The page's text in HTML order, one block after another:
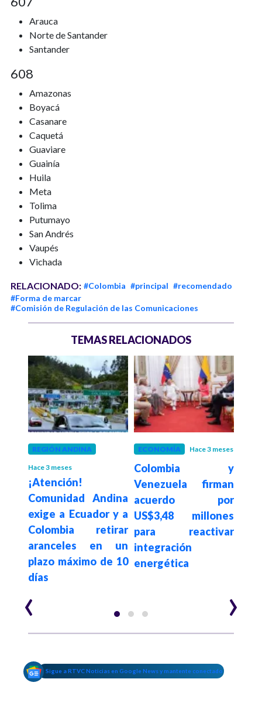
Arauca
Norte de Santander
Santander
608
Amazonas
Boyacá
Casanare
Caquetá
Guaviare
Guainía
Huila
Meta
Tolima
Putumayo
San Andrés
Vaupés
Vichada
RELACIONADO: #Colombia #principal #recomendado
#Forma de marcar
#Comisión de Regulación de las Comunicaciones
TEMAS RELACIONADOS
REGIÓN ANDINA
Hace 3 meses
¡Atención!
Comunidad Andina
exige a Ecuador y a
Colombia retirar
aranceles en un
plazo máximo de 10
días
ECONOMÍA Hace 3 meses
Colombia y
Venezuela firman
acuerdo por
US$3,48 millones
para reactivar
integración
energética
‹ ›
Sigue a RTVC Noticias en Google News y mantente conectado